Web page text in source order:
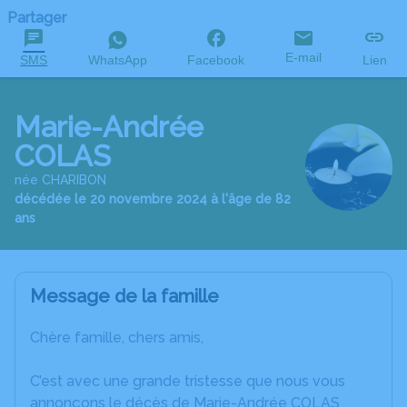
Partager
SMS WhatsApp Facebook E-mail Lien
Marie-Andrée
COLAS
née CHARIBON
décédée le 20 novembre 2024 à l'âge de 82
ans
Message de la famille
Chère famille, chers amis,
C’est avec une grande tristesse que nous vous
annonçons le décès de Marie-Andrée COLAS